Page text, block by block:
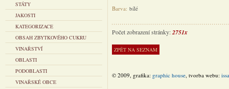
STÁTY
JAKOSTI
KATEGORIZACE
OBSAH ZBYTKOVÉHO CUKRU
VINAŘSTVÍ
OBLASTI
PODOBLASTI
VINAŘSKÉ OBCE
Barva: bílé
Počet zobrazení stránky:2751x
© 2009, grafika: graphic house, tvorba webu: